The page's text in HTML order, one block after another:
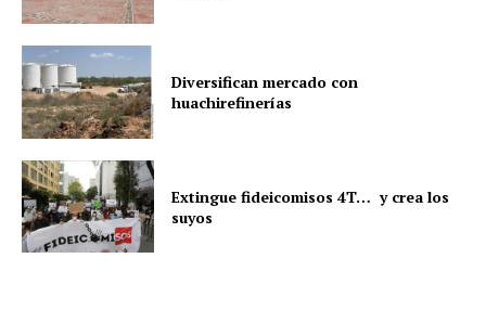
Diversifican mercado con
huachirefinerías
Extingue fideicomisos 4T… y crea los
suyos